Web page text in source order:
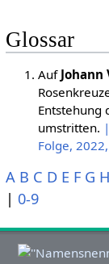
Glossar
Auf
Entstehung
umstritten.
Folge,
A B C D E F G H
| 0-9